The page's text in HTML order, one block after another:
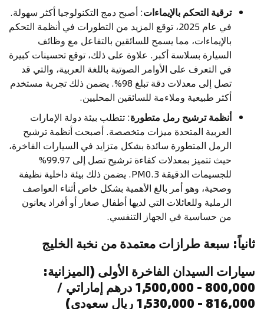
ترقية التحكم بالإيماءات: أصبح دمج التكنولوجيا أكثر سهولة.
في عام 2025، توقع المزيد من التطورات في أنظمة التحكم
بالإيماءات، مما يسمح للسائقين بالتفاعل مع وظائف
السيارة بسلاسة أكبر. علاوة على ذلك، توقع تحسينات كبيرة
في التعرف على الأوامر الصوتية باللغة العربية، والتي قد
تصل إلى معدلات دقة تبلغ 98%. يضمن ذلك تجربة مستخدم
أكثر طبيعية وملاءمة للسائقين المحليين.
أنظمة ترشيح رمل متطورة: تتطلب بيئة دولة الإمارات
العربية المتحدة ميزات متخصصة. أصبحت أنظمة ترشيح
الرمل المتطورة سائدة بشكل متزايد في السيارات الفاخرة،
حيث تتميز بمعدلات كفاءة ترشيح تصل إلى 99.97%
للجسيمات الدقيقة PM0.3. يضمن ذلك بيئة داخلية نظيفة
وصحية، وهو أمر بالغ الأهمية بشكل خاص أثناء العواصف
الرملية وللعائلات التي لديها أطفال صغار أو أفراد يعانون
من حساسية في الجهاز التنفسي.
ثانياً: سبعة طرازات معتمدة من نخبة الخليج
سيارات السيدان الفاخرة الأولى (الميزانية:
800,000 - 1,500,000 درهم إماراتي /
816,000 - 1,530,000 ريال سعودي)